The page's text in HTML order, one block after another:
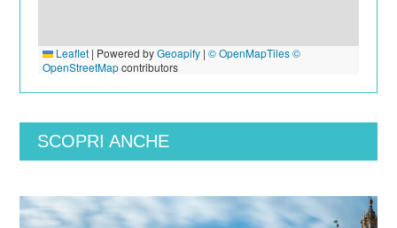
Leaflet | Powered byGeoapify |© OpenMapTiles ©
OpenStreetMapcontributors
SCOPRI ANCHE